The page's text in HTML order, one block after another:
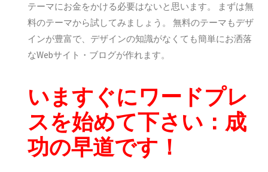
テーマにお金をかける必要はないと思います。 まずは無
料のテーマから試してみましょう。 無料のテーマもデザ
インが豊富で、デザインの知識がなくても簡単にお洒落
なWebサイト・ブログが作れます。
いますぐにワードプレ
スを始めて下さい：成
功の早道です！